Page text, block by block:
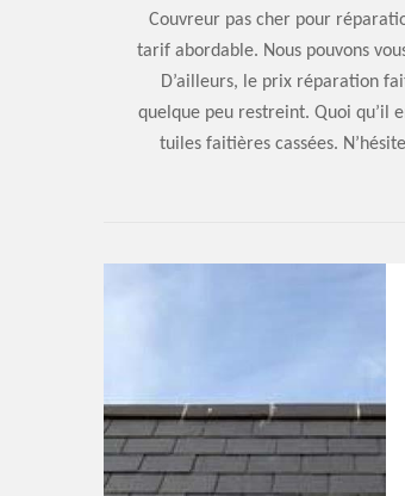
Couvreur pas cher pour
tarif abordable. Nous pouvons
D’ailleurs, le prix réparation
quelque peu restreint. Quoi qu’il
tuiles faitières cassées.